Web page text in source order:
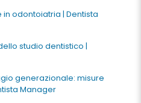
odontoiatria | Dentista
studio dentistico |
generazionale: misure
Manager